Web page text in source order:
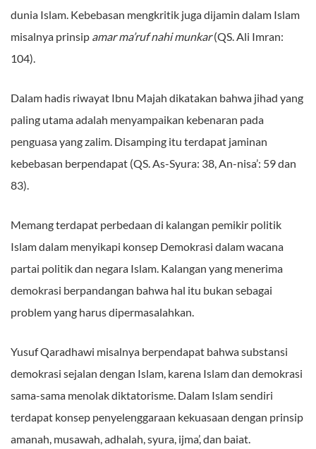
dunia Islam. Kebebasan mengkritik juga dijamin dalam Islam
misalnya prinsip amar ma’ruf nahi munkar(QS. Ali Imran:
104).
Dalam hadis riwayat Ibnu Majah dikatakan bahwa jihad yang
paling utama adalah menyampaikan kebenaran pada
penguasa yang zalim. Disamping itu terdapat jaminan
kebebasan berpendapat (QS. As-Syura: 38, An-nisa’: 59 dan
83).
Memang terdapat perbedaan di kalangan pemikir politik
Islam dalam menyikapi konsep Demokrasi dalam wacana
partai politik dan negara Islam. Kalangan yang menerima
demokrasi berpandangan bahwa hal itu bukan sebagai
problem yang harus dipermasalahkan.
Yusuf Qaradhawi misalnya berpendapat bahwa substansi
demokrasi sejalan dengan Islam, karena Islam dan demokrasi
sama-sama menolak diktatorisme. Dalam Islam sendiri
terdapat konsep penyelenggaraan kekuasaan dengan prinsip
amanah, musawah, adhalah, syura, ijma’, dan baiat.